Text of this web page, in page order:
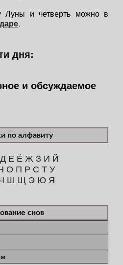
Луны и четверть можно в
.
дня:
и обсуждаемое
по алфавиту
Д Е Ё Ж З И Й
О П Р С Т У
Ш Щ Э Ю Я
снов